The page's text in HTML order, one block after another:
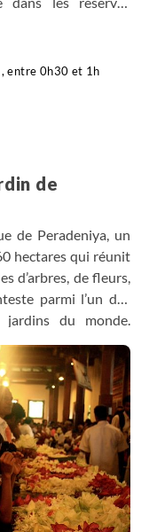
de poissons d'eau
la vie quotidienne
à Colombo, Terres
afin que
dîner inclus.
entre 0h30 et 1h
de
de Peradeniya, un
hectares qui réunit
d’arbres, de fleurs,
parmi l’un des
du monde.
rejoindre Kandy,
de montagnes
de la Dent, l'un des
du bouddhisme
relique de la dent de
sacré pour les
viennent chaque
Nous nous
pour la nuit et